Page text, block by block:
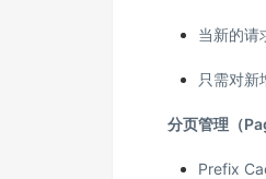
当新的请
只需对
分页管理（
Prefix